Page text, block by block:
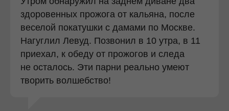
здоровенных прожога от кальяна, после
веселой покатушки с дамами по Москве.
Нагуглил Левуд. Позвонил в 10 утра, в 11
приехал, к обеду от прожогов и следа
не осталось. Эти парни реально умеют
творить волшебство!